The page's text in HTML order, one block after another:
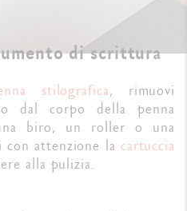
di scrittura
stilografica, rimuovi
dal corpo della penna
biro, un roller o una
con attenzione la cartuccia
alla pulizia.